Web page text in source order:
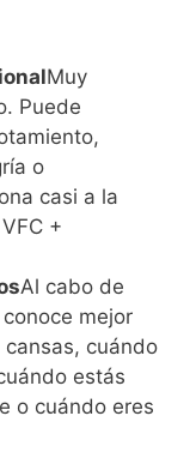
Muy
Puede
o
casi a la
+
Al cabo de
mejor
cuándo
estás
o cuándo eres